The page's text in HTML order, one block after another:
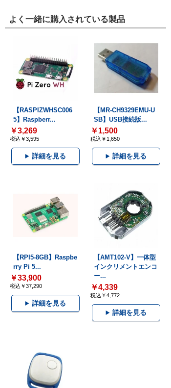
よく一緒に購入されている製品
【RASPIZWHSC006
5】Raspberr...
￥3,269
税込￥3,595
詳細を見る
【MR-CH9329EMU-U
SB】USB接続版...
￥1,500
税込￥1,650
詳細を見る
【RPI5-8GB】Raspbe
rry Pi 5...
￥33,900
税込￥37,290
詳細を見る
【AMT102-V】一体型
インクリメントエンコ
ー...
￥4,339
税込￥4,772
詳細を見る